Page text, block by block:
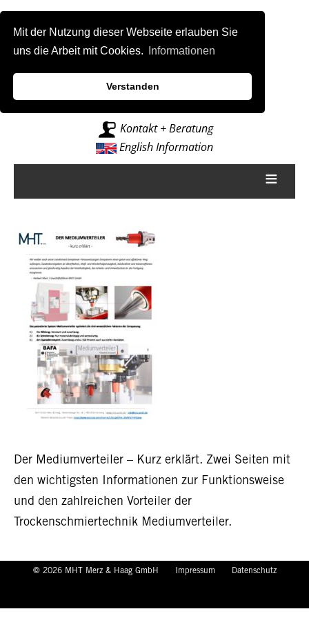
Mit der Nutzung dieser Webseite erlauben Sie
uns die Arbeit mit Cookies.
Informationen
Verstanden
Intelligenz für Fräsmaschinen
Kontakt + Beratung
English Information
≡
Der Mediumverteiler – Kurz erklärt. Zwei Seiten mit
den wichtigsten Informationen zur Funktionsweise
und den zahlreichen Vorteiler der
Trockenschmiertechnik Mediumverteiler.
© 2026 MHT Merz & Haag GmbH Impressum Datenschutz